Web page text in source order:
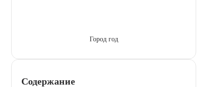
Город год
Содержание